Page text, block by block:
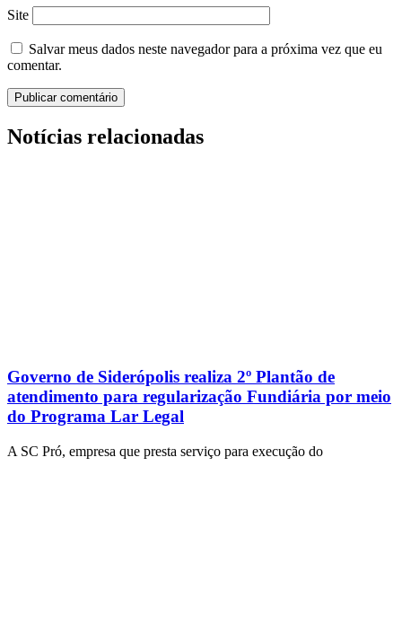
Site
Salvar meus dados neste navegador para a próxima vez que eu
comentar.
Notícias relacionadas
Governo de Siderópolis realiza 2º Plantão de
atendimento para regularização Fundiária por meio
do Programa Lar Legal
A SC Pró, empresa que presta serviço para execução do